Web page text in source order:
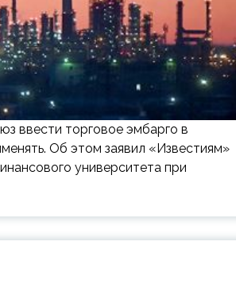
ввести торговое эмбарго в
Об этом заявил «Известиям»
университета при